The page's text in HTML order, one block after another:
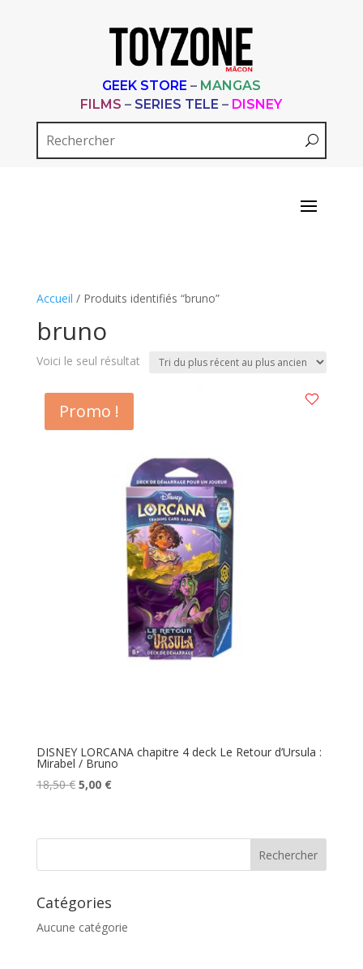
GEEK STORE – MANGAS
FILMS – SERIES TELE – DISNEY
Accueil / Produits identifiés “bruno”
bruno
Voici le seul résultat
Promo !
DISNEY LORCANA chapitre 4 deck Le Retour d’Ursula :
Mirabel / Bruno
18,50€ Le
était :
5,00 €Le
est :
Catégories
Aucune catégorie